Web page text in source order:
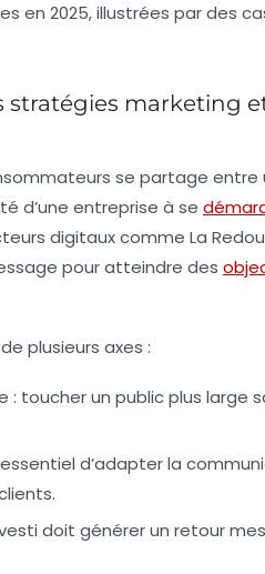
en 2025, illustrées par des
stratégies marketing
se partage
d’une entreprise à se
digitaux comme La
pour atteindre des
plusieurs axes :
: toucher un public plus large
d’adapter la
doit générer un retour